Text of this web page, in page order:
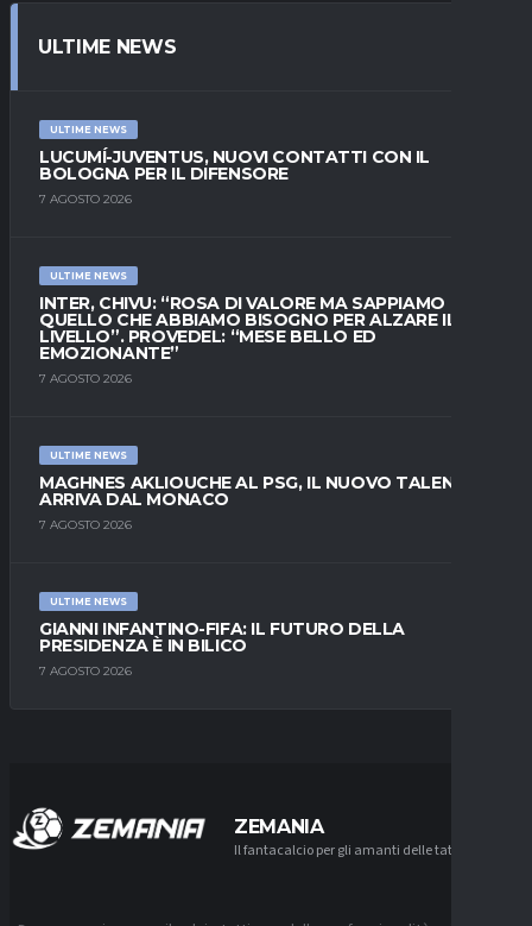
ULTIME NEWS
ULTIME NEWS
LUCUMÍ-JUVENTUS, NUOVI CONTATTI CON IL
BOLOGNA PER IL DIFENSORE
7 AGOSTO 2026
ULTIME NEWS
INTER, CHIVU: “ROSA DI VALORE MA SAPPIAMO
QUELLO CHE ABBIAMO BISOGNO PER ALZARE IL
LIVELLO”. PROVEDEL: “MESE BELLO ED
EMOZIONANTE”
7 AGOSTO 2026
ULTIME NEWS
MAGHNES AKLIOUCHE AL PSG, IL NUOVO TALENTO
ARRIVA DAL MONACO
7 AGOSTO 2026
ULTIME NEWS
GIANNI INFANTINO-FIFA: IL FUTURO DELLA
PRESIDENZA È IN BILICO
7 AGOSTO 2026
ZEMANIA
Il fantacalcio per gli amanti delle tattiche